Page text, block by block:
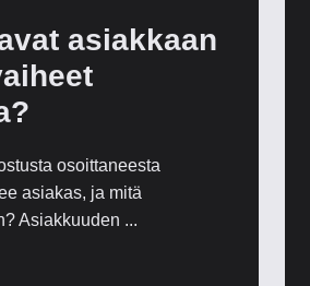
asiakkaan
osoittaneesta
asiakas, ja mitä
Asiakkuuden ...